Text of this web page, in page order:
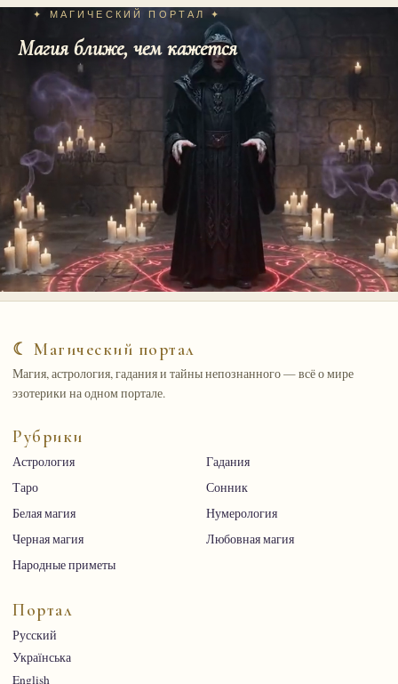
✦ МАГИЧЕСКИЙ ПОРТАЛ ✦
Магия ближе, чем кажется
☾ Магический портал
Магия, астрология, гадания и тайны непознанного — всё о мире
эзотерики на одном портале.
Рубрики
Астрология
Гадания
Таро
Сонник
Белая магия
Нумерология
Черная магия
Любовная магия
Народные приметы
Портал
Русский
Українська
English